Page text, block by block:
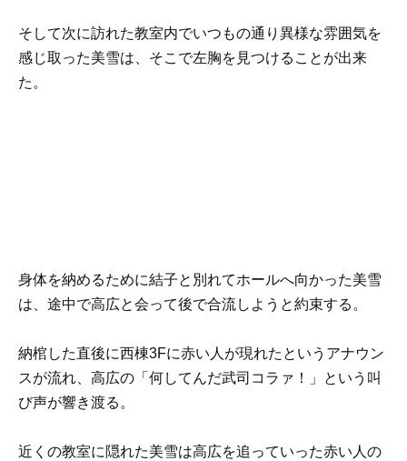
そして次に訪れた教室内でいつもの通り異様な雰囲気を
感じ取った美雪は、そこで左胸を見つけることが出来
た。
身体を納めるために結子と別れてホールへ向かった美雪
は、途中で高広と会って後で合流しようと約束する。
納棺した直後に西棟3Fに赤い人が現れたというアナウン
スが流れ、高広の「何してんだ武司コラァ！」という叫
び声が響き渡る。
近くの教室に隠れた美雪は高広を追っていった赤い人の